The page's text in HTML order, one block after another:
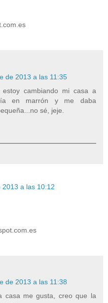
de 2013 a las 11:35
cambiando mi casa a
en marrón y me daba
sé, jeje.
a las 10:12
de 2013 a las 11:38
casa me gusta, creo que la